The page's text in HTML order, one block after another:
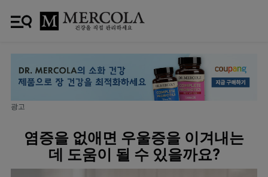
광고
염증을 없애면 우울증을 이겨내는
데 도움이 될 수 있을까요?